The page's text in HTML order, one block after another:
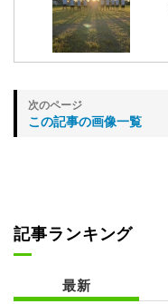
この記事の画像一覧
記事ランキング
最新